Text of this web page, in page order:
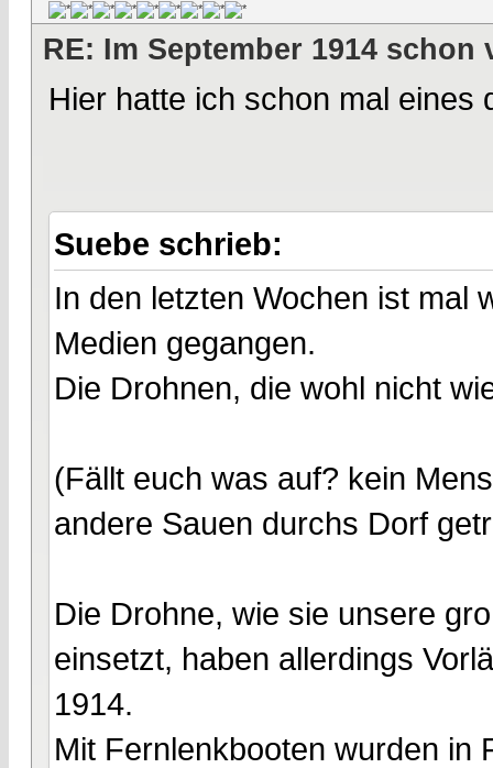
RE: Im September 1914 schon
Hier hatte ich schon mal eines
Suebe schrieb:
In den letzten Wochen ist mal
Medien gegangen.
Die Drohnen, die wohl nicht
(Fällt euch was auf? kein
andere Sauen durchs Dorf
Die Drohne, wie sie unsere
einsetzt, haben allerdings
1914.
Mit Fernlenkbooten wurden in